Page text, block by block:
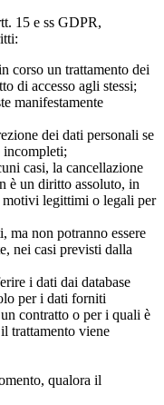
15 e ss GDPR,
corso un trattamento dei
di accesso agli stessi;
manifestamente
dei dati personali se
incompleti;
casi, la cancellazione
è un diritto assoluto, in
motivi legittimi o legali per
ma non potranno essere
nei casi previsti dalla
i dati dai database
per i dati forniti
contratto o per i quali è
trattamento viene
qualora il